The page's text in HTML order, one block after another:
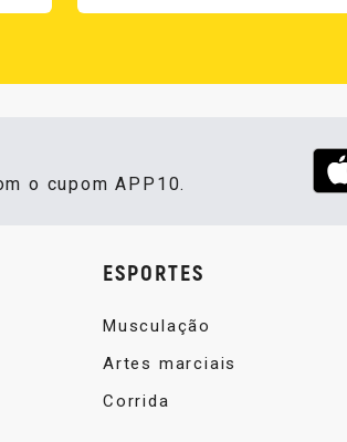
o cupom APP10.
ESPORTES
Musculação
Artes marciais
Corrida